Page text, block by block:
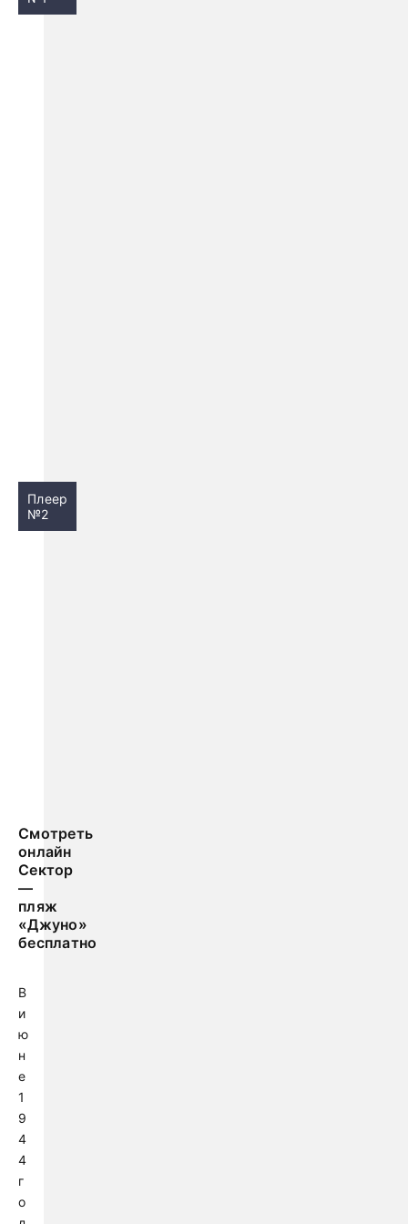
Плеер
№2
Смотреть
онлайн
Сектор
—
пляж
«Джуно»
бесплатно
В
и
ю
н
е
1
9
4
4
г
о